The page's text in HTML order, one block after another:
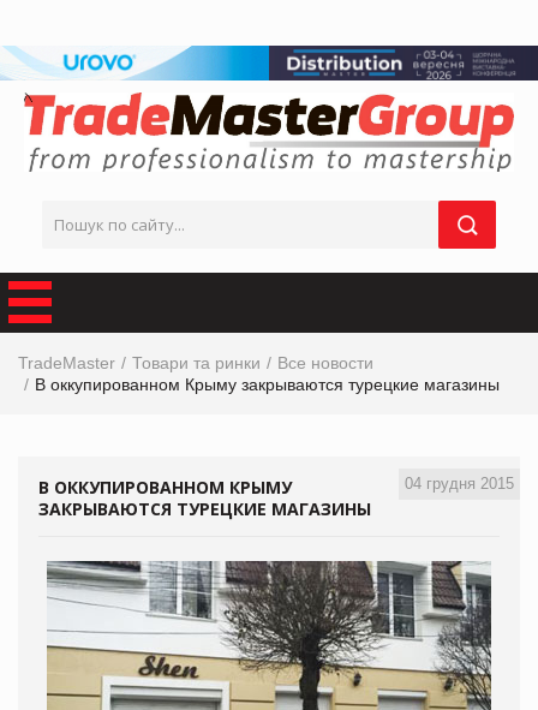
TradeMaster Товари та ринки
Все новости
В оккупированном Крыму закрываются турецкие магазины
04 грудня 2015
В ОККУПИРОВАННОМ КРЫМУ
ЗАКРЫВАЮТСЯ ТУРЕЦКИЕ МАГАЗИНЫ